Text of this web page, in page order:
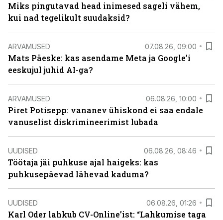
Miks pingutavad head inimesed sageli vähem,
kui nad tegelikult suudaksid?
ARVAMUSED 07.08.26, 09:00
Mats Päeske: kas asendame Meta ja Google’i
eeskujul juhid AI-ga?
ARVAMUSED 06.08.26, 10:00
Piret Potisepp: vananev ühiskond ei saa endale
vanuselist diskrimineerimist lubada
UUDISED 06.08.26, 08:46
Töötaja jäi puhkuse ajal haigeks: kas
puhkusepäevad lähevad kaduma?
UUDISED 06.08.26, 01:26
Karl Oder lahkub CV-Online’ist: “Lahkumise taga